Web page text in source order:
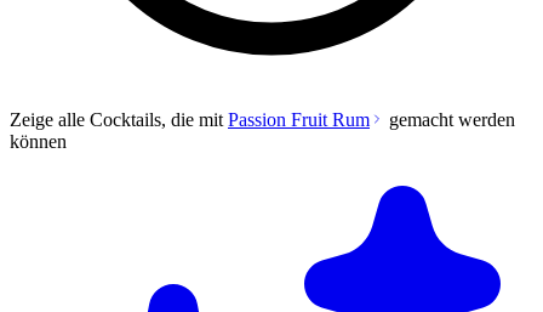
Zeige alle Cocktails, die mit Passion Fruit Rum
gemacht werden
können